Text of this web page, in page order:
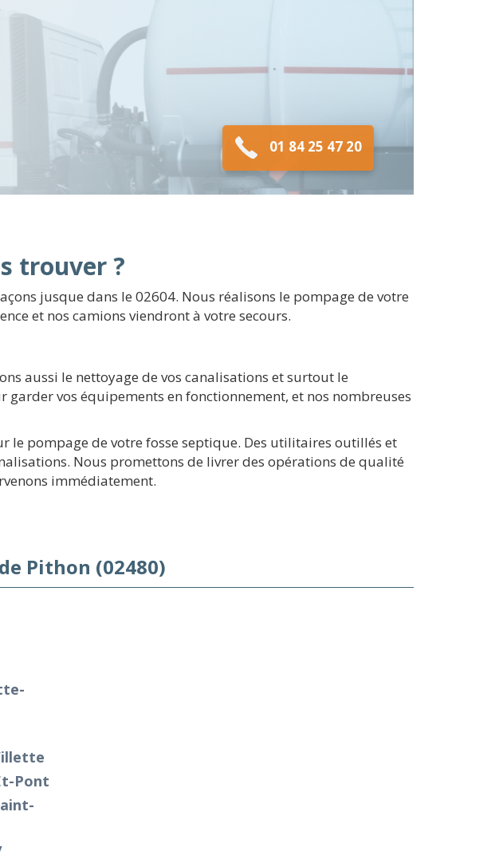
01 84 25 47 20
trouver ?
jusque dans le 02604. Nous réalisons le pompage de votre
et nos camions viendront à votre secours.
aussi le nettoyage de vos canalisations et surtout le
vos équipements en fonctionnement, et nos nombreuses
pompage de votre fosse septique. Des utilitaires outillés et
Nous promettons de livrer des opérations de qualité
immédiatement.
Pithon (02480)
Pont